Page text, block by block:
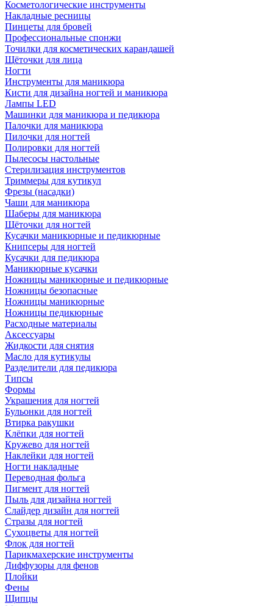
Косметологические инструменты
Накладные ресницы
Пинцеты для бровей
Профессиональные спонжи
Точилки для косметических карандашей
Щёточки для лица
Ногти
Инструменты для маникюра
Кисти для дизайна ногтей и маникюра
Лампы LED
Машинки для маникюра и педикюра
Палочки для маникюра
Пилочки для ногтей
Полировки для ногтей
Пылесосы настольные
Стерилизация инструментов
Триммеры для кутикул
Фрезы (насадки)
Чаши для маникюра
Шаберы для маникюра
Щёточки для ногтей
Кусачки маникюрные и педикюрные
Книпсеры для ногтей
Кусачки для педикюра
Маникюрные кусачки
Ножницы маникюрные и педикюрные
Ножницы безопасные
Ножницы маникюрные
Ножницы педикюрные
Расходные материалы
Аксессуары
Жидкости для снятия
Масло для кутикулы
Разделители для педикюра
Типсы
Формы
Украшения для ногтей
Бульонки для ногтей
Втирка ракушки
Клёпки для ногтей
Кружево для ногтей
Наклейки для ногтей
Ногти накладные
Переводная фольга
Пигмент для ногтей
Пыль для дизайна ногтей
Слайдер дизайн для ногтей
Стразы для ногтей
Сухоцветы для ногтей
Флок для ногтей
Парикмахерские инструменты
Диффузоры для фенов
Плойки
Фены
Щипцы